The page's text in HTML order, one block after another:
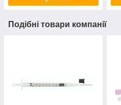
Подібні товари компанії